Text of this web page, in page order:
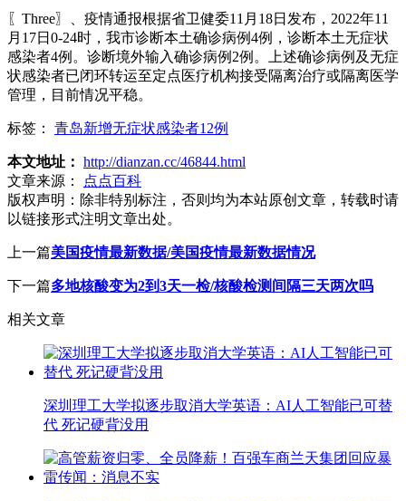
〖Three〗、疫情通报根据省卫健委11月18日发布，2022年11
月17日0-24时，我市诊断本土确诊病例4例，诊断本土无症状
感染者4例。诊断境外输入确诊病例2例。上述确诊病例及无症
状感染者已闭环转运至定点医疗机构接受隔离治疗或隔离医学
管理，目前情况平稳。
标签： 青岛新增无症状感染者12例
本文地址： http://dianzan.cc/46844.html
文章来源：
点点百科
版权声明： 除非特别标注，否则均为本站原创文章，转载时请
以链接形式注明文章出处。
上一篇美国疫情最新数据/美国疫情最新数据情况
下一篇多地核酸变为2到3天一检/核酸检测间隔三天两次吗
相关文章
深圳理工大学拟逐步取消大学英语：AI人工智能已可替
代 死记硬背没用